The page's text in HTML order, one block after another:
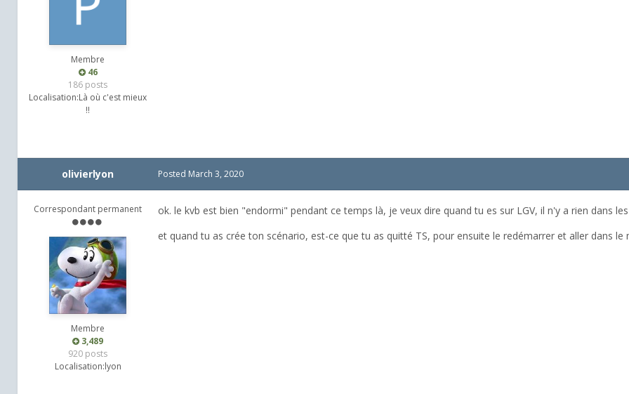
Membre
46
186 posts
Localisation:Là où c'est mieux
!!
olivierlyon
Correspondant permanent
Membre
3,489
920 posts
Localisation:lyon
Posted March 3, 2020
ok. le kvb est bien "endormi" pendant ce temps là, je veux dire quand tu es sur LGV, il n'y a rien dans
et quand tu as crée ton scénario, est-ce que tu as quitté TS, pour ensuite le redémarrer et aller dans